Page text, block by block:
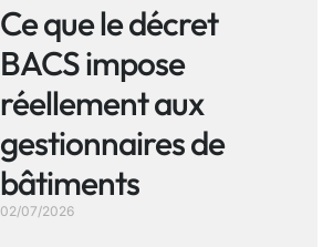
Ce que le décret
BACS impose
réellement aux
gestionnaires de
bâtiments
02/07/2026